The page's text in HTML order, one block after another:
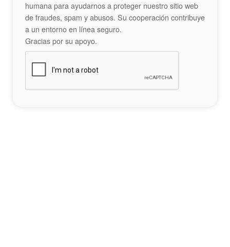
humana para ayudarnos a proteger nuestro sitio web
de fraudes, spam y abusos. Su cooperación contribuye
a un entorno en línea seguro.
Gracias por su apoyo.